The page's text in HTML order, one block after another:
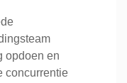
opdoen en
concurrentie